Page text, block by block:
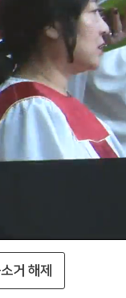
거 해제